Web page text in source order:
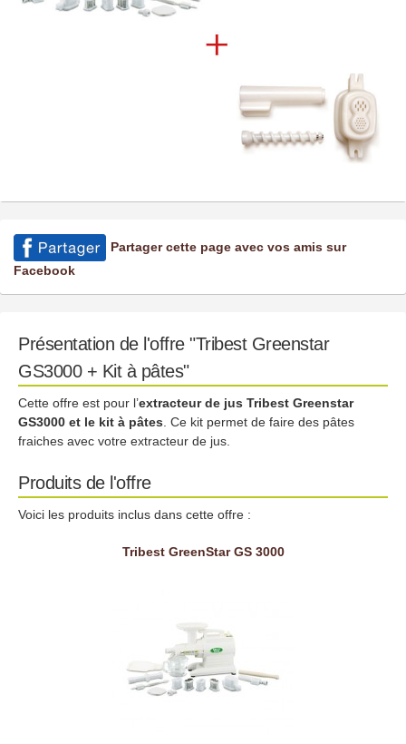
Partager cette page avec vos amis sur
Facebook
Présentation de l'offre "Tribest Greenstar
GS3000 + Kit à pâtes"
Cette offre est pour l’extracteur de jus Tribest Greenstar
GS3000 et le kit à pâtes . Ce kit permet de faire des pâtes
fraiches avec votre extracteur de jus.
Produits de l'offre
Voici les produits inclus dans cette offre :
Tribest GreenStar GS 3000